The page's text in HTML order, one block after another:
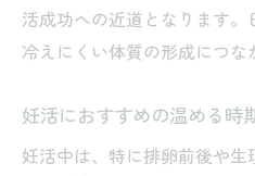
活成功への近道となります。
冷えにくい体質の形成につな
妊活におすすめの温める時
妊活中は、特に排卵前後や生